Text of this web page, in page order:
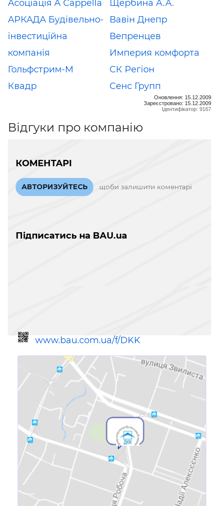
Асоціація A Сappella
Щербина А.А.
АРКАДА Будівельно-
інвестиційна
компанія
Вавiн Днепр
Вепренцев
Империя комфорта
Гольфстрим-M
СК Регіон
Квадр
Сенс Групп
Оновлення: 15.12.2009
Зареєстровано: 15.12.2009
Ідентифікатор: 9167
Відгуки про компанію
КОМЕНТАРІ
АВТОРИЗУЙТЕСЬ щоби залишити коментарі
Підписатись на BAU.ua
www.bau.com.ua/f/DKK
Посилання для мобільних
пристроїв